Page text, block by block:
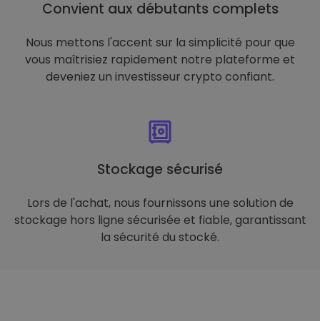
Convient aux débutants complets
Nous mettons l'accent sur la simplicité pour que
vous maîtrisiez rapidement notre plateforme et
deveniez un investisseur crypto confiant.
Stockage sécurisé
Lors de l'achat, nous fournissons une solution de
stockage hors ligne sécurisée et fiable, garantissant
la sécurité du stocké.